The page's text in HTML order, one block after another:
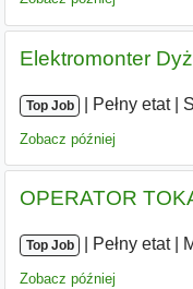
Elektromonter
Top Job Pełny etat|
Zobacz później
OPERATOR
Top Job Pełny etat|
Zobacz później